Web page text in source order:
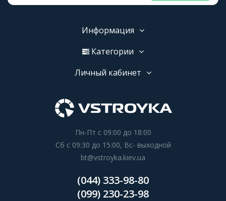
Информация
Категории
Личный кабинет
Пн-Пт с 09:00 до 18:00
Сб с 09:30 до 15:00, Вс- выходной
bt@vstroyka.kiev.ua
(044) 333-98-80
(099) 230-23-98